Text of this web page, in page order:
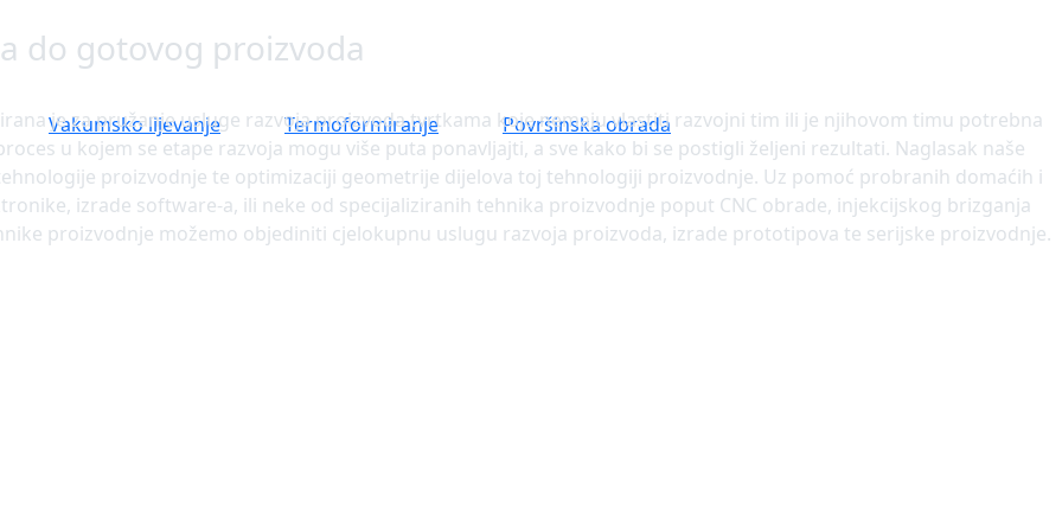
Vakumsko lijevanje Termoformiranje
Površinska obrada
do gotovog proizvoda
je za pružanje usluge razvoja proizvoda tvrtkama koje nemaju vlastiti razvojni tim ili je njihovom timu potrebna
u kojem se etape razvoja mogu više puta ponavljajti, a sve kako bi se postigli željeni rezultati. Naglasak naše
proizvodnje te optimizaciji geometrije dijelova toj tehnologiji proizvodnje. Uz pomoć probranih domaćih i
izrade software-a, ili neke od specijaliziranih tehnika proizvodnje poput CNC obrade, injekcijskog brizganja
proizvodnje možemo objediniti cjelokupnu uslugu razvoja proizvoda, izrade prototipova te serijske proizvodnje.